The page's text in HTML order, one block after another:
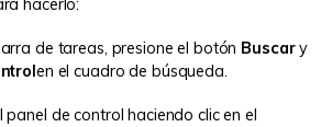
hacerlo:
de tareas, presione el botón Buscary
en el cuadro de búsqueda.
panel de control haciendo clic en el